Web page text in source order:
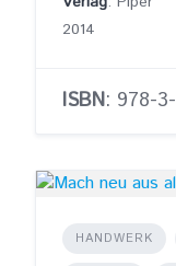
2014
ISBN: 978-
HANDWERK